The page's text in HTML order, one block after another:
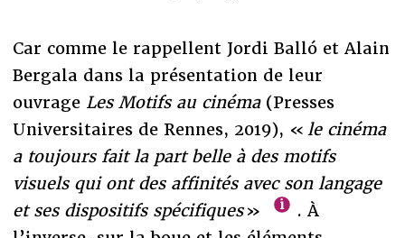
Car comme le rappellent Jordi Balló et Alain
Bergala dans la présentation de leur
ouvrage Les Motifs au cinéma(Presses
Universitaires de Rennes, 2019), « le cinéma
a toujours fait la part belle à des motifs
visuels qui ont des affinités avec son langage
et ses dispositifs spécifiques»
. À